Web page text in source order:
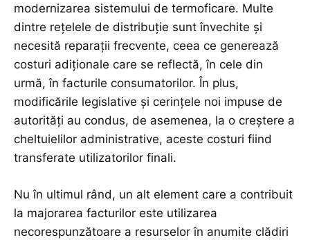
modernizarea sistemului de termoficare. Multe
dintre rețelele de distribuție sunt învechite și
necesită reparații frecvente, ceea ce generează
costuri adiționale care se reflectă, în cele din
urmă, în facturile consumatorilor. În plus,
modificările legislative și cerințele noi impuse de
autorități au condus, de asemenea, la o creștere a
cheltuielilor administrative, aceste costuri fiind
transferate utilizatorilor finali.
Nu în ultimul rând, un alt element care a contribuit
la majorarea facturilor este utilizarea
necorespunzătoare a resurselor în anumite clădiri